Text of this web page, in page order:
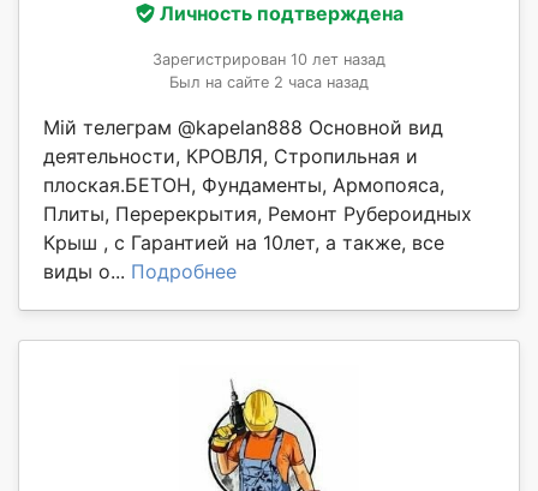
Личность подтверждена
Зарегистрирован 10 лет назад
Был на сайте 2 часа назад
Мій телеграм @kapelan888 Основной вид
деятельности, КРОВЛЯ, Стропильная и
плоская.БЕТОН, Фундаменты, Армопояса,
Плиты, Перерекрытия, Ремонт Рубероидных
Крыш , с Гарантией на 10лет, а также, все
виды о... Подробнее